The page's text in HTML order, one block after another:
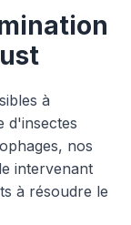
à
d'insectes
nos
intervenant
à résoudre le